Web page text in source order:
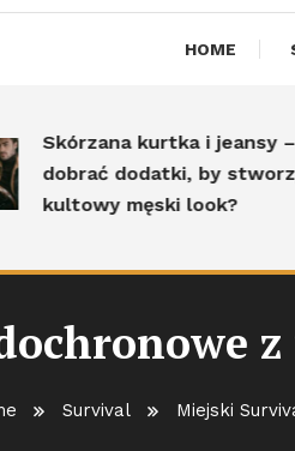
HOME
kurtka i jeansy – jak
dodatki, by stworzyć
męski look?
Survival Miejski